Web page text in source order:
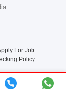
For Job
Policy